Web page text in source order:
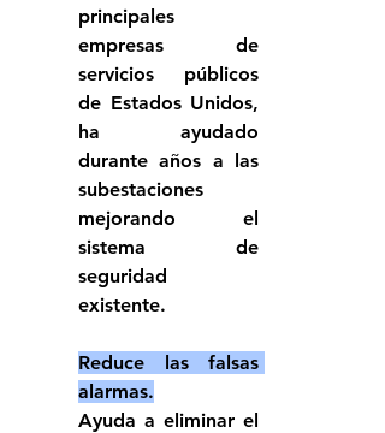
principales
empresas de
servicios públicos
de Estados Unidos,
ha ayudado
durante años a las
subestaciones
mejorando el
sistema de
seguridad
existente.
Reduce las falsas
alarmas.
Ayuda a eliminar el